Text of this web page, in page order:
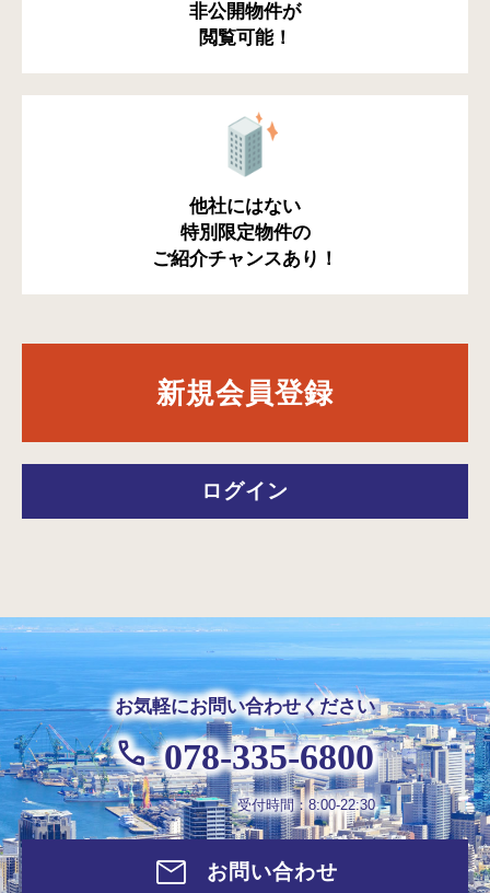
非公開物件が
閲覧可能！
他社にはない
特別限定物件の
ご紹介チャンスあり！
新規会員登録
ログイン
お気軽にお問い合わせください
078-335-6800
受付時間：8:00-22:30
お問い合わせ